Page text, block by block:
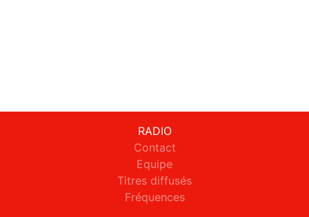
RADIO
Contact
Equipe
Titres diffusés
Fréquences